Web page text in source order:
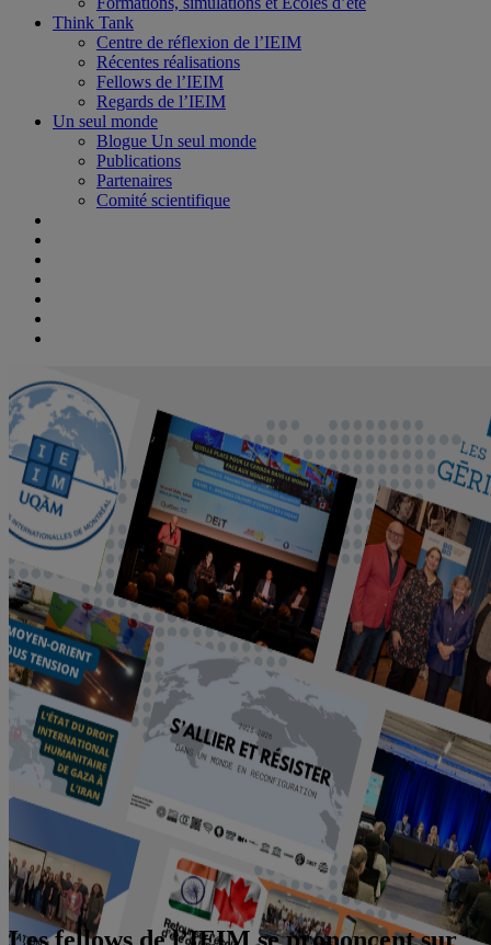
Think Tank
Centre de réflexion de l’IEIM
Récentes réalisations
Fellows de l’IEIM
Regards de l’IEIM
Un seul monde
Blogue Un seul monde
Publications
Partenaires
Comité scientifique